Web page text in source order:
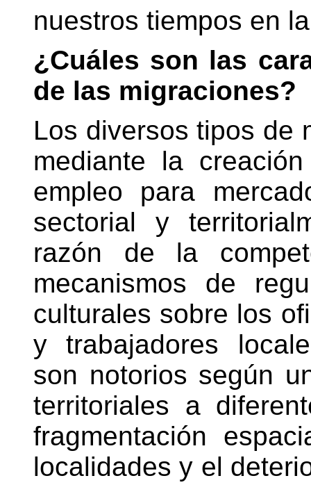
nuestros tiempos en
¿Cuáles son las
de las migraciones?
Los diversos tipos de
mediante la
empleo para
sectorial y
razón de la
mecanismos de
culturales sobre los
y trabajadores
son notorios según
territoriales a
fragmentación
localidades y el